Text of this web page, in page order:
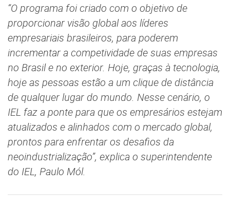
“O programa foi criado com o objetivo de
proporcionar visão global aos líderes
empresariais brasileiros, para poderem
incrementar a competividade de suas empresas
no Brasil e no exterior. Hoje, graças à tecnologia,
hoje as pessoas estão a um clique de distância
de qualquer lugar do mundo. Nesse cenário, o
IEL faz a ponte para que os empresários estejam
atualizados e alinhados com o mercado global,
prontos para enfrentar os desafios da
neoindustrialização”, explica o superintendente
do IEL, Paulo Mól.